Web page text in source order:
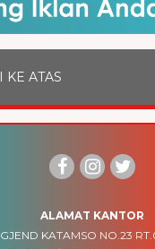
KE ATAS
ALAMAT KANTOR
KATAMSO NO.23